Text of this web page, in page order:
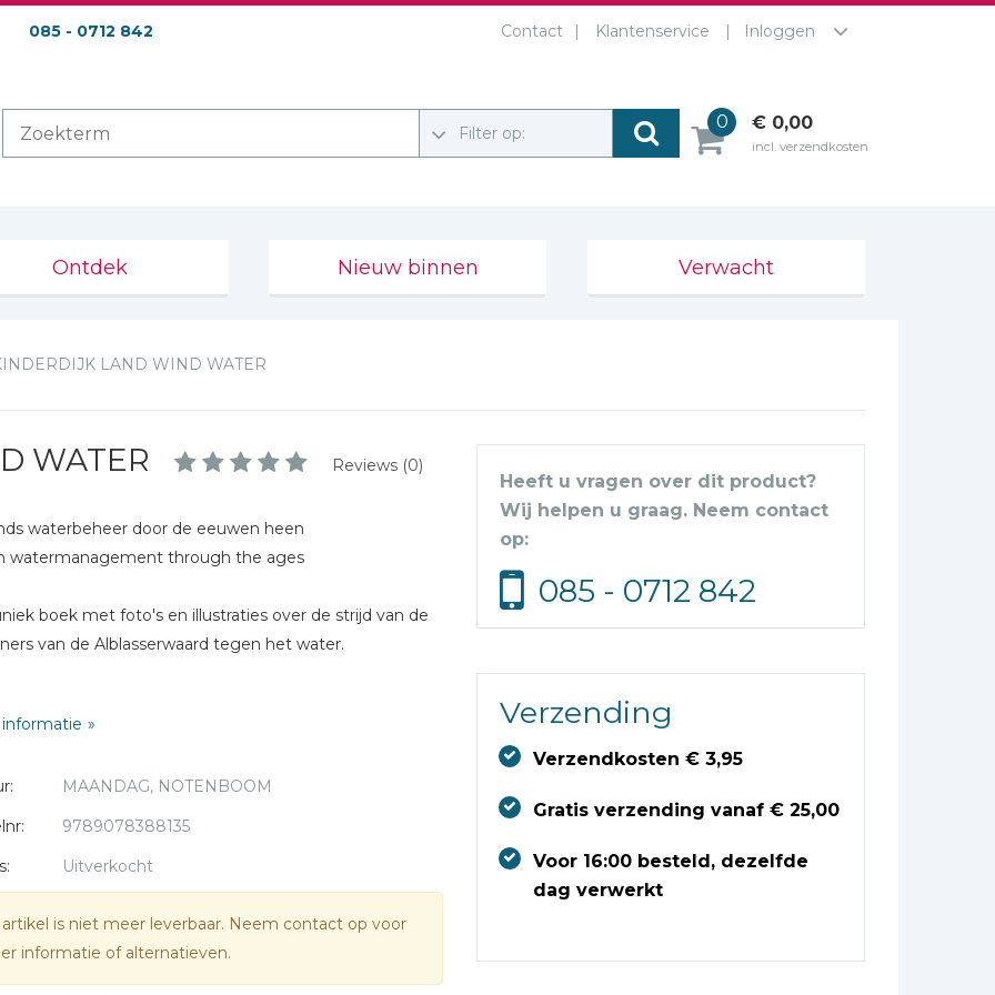
085 - 0712 842 Contact Klantenservice Inloggen
Filter op:
0 € 0,00
incl. verzendkosten
Ontdek Nieuw binnen Verwacht
LAND WIND WATER
WATER Reviews (0)
waterbeheer door de eeuwen heen
watermanagement through the ages
boek met foto's en illustraties over de strijd van de
van de Alblasserwaard tegen het water.
verhaal schuil van overstromingen, wateroverlast en
de functie om het overtollige water uit de polder te
een taak die tegenwoordig wordt waargenomen
land, wind en water. Het boek bevat niet eerder
foto's van fotograaf Eppo W. Notenboom. Doot
heen heeft hij een schat aan fotomateriaal en
MAANDAG, NOTENBOOM
9789078388135
Uitverkocht
is niet meer leverbaar. Neem contact op voor
informatie of alternatieven.
Heeft u vragen over dit product?
Wij helpen u graag. Neem contact
op:
085 - 0712 842
Verzending
Verzendkosten € 3,95
Gratis verzending vanaf € 25,00
Voor 16:00 besteld, dezelfde
dag verwerkt